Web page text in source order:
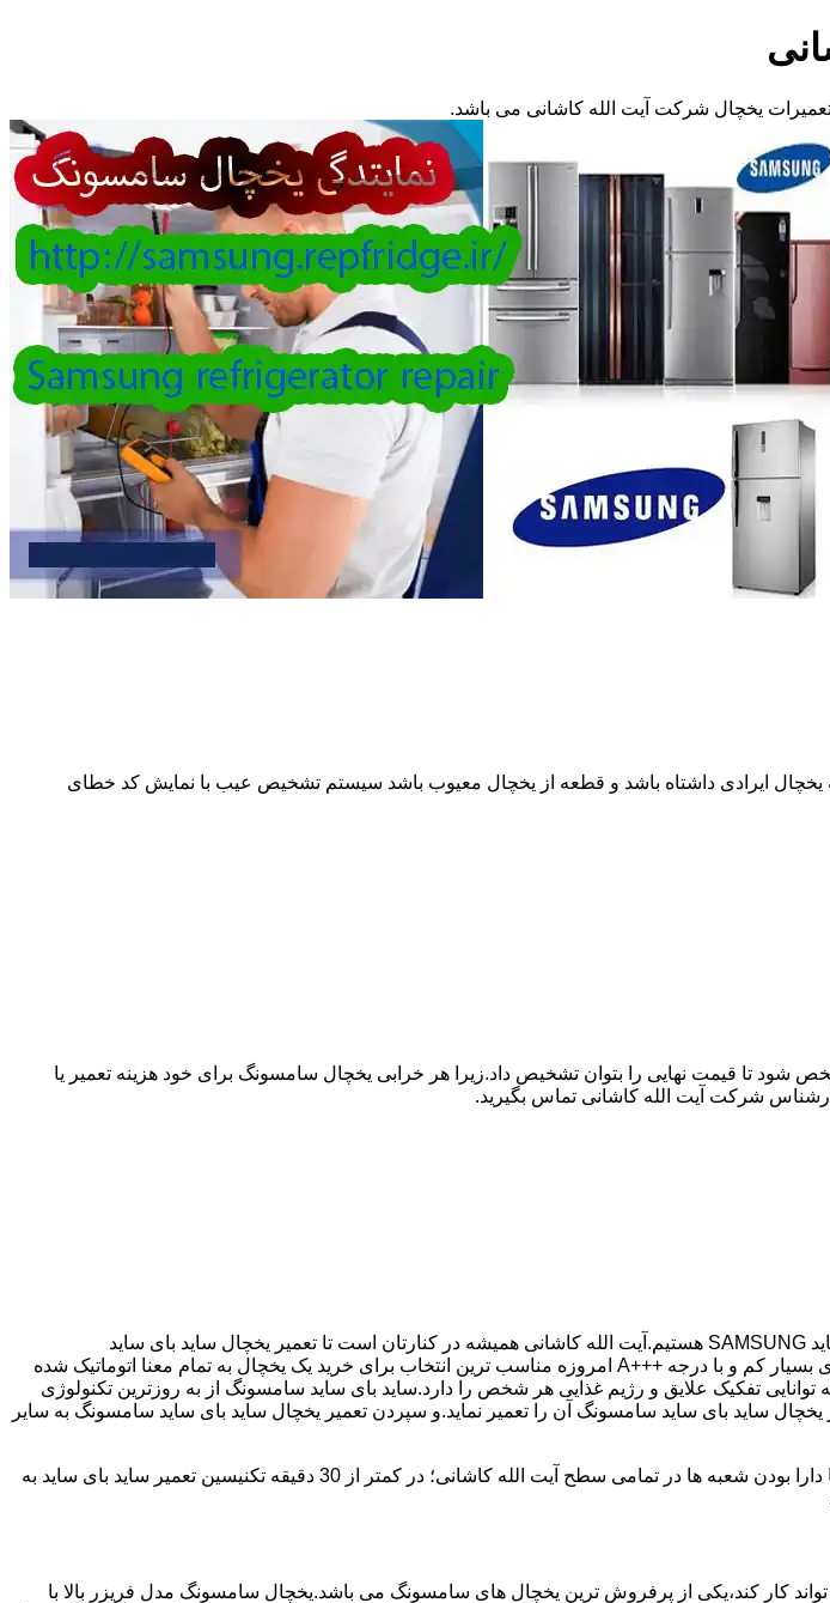
یخچال شرکت آیت الله کاشانی می باشد.
ایرادی داشتاه باشد و قطعه از یخچال معیوب باشد سیستم تشخیص عیب با نمایش کد خطای
تا قیمت نهایی را بتوان تشخیص داد.زیرا هر خرابی یخچال سامسونگ برای خود هزینه تعمیر یا
شرکت آیت الله کاشانی تماس بگیرید.
اگر یخچال شما ساید بای ساید می باشد و دچار خرابی شده است ما نمایندگی مجاز تعمیر ساید بای ساید SAMSUNG هستیم.آیت الله کاشانی همیشه در کنارتان است تا تعمیر یخچال ساید بای ساید
SAMSUNG شما در کمترین زمان ممکن انجام گیرد.یخچال ساید بای ساید سامسونگ با مصرف انرژی بسیار کم و با درجه +++A امروزه مناسب ترین انتخاب برای خرید یک یخچال به تمام معنا اتوماتیک شده
تفکیک علایق و رژیم غذایی هر شخص را دارد.ساید بای ساید سامسونگ از به روزترین تکنولوژی
ساید بای ساید سامسونگ آن را تعمیر نماید.و سپردن تعمیر یخچال ساید بای ساید سامسونگ به سایر
آیت الله کاشانی دارای سابقه 25 سال در زمینه تعمیر یخچال ساید بای ساید سامسونگ می باشد که با دارا بودن شعبه ها در تمامی سطح آیت الله کاشانی؛ در کمتر از 30 دقیقه تکنیسین تعمیر ساید بای ساید به
سامسونگ با مصرف انرژی بسیار کم که حتی با ولتاژ 100 ولت تا 290 ولت می تواند کار کند،یکی از پرفروش ترین یخچال های سامسونگ می باشد.یخچال سامسونگ مدل فریزر بالا با